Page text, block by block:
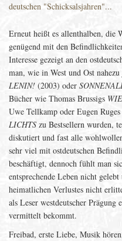
deutschen "Schicksalsjahren"...
Erneut heißt es allenthalben, die
genügend mit den
Interesse gezeigt an den
man, wie in West und Ost
LENIN! (2003) oder
Bücher wie Thomas Brussigs
Uwe Tellkamp oder Eugen Ruges
LICHTS zu Bestsellern wurden,
diskutiert und fast alle
sehr viel mit ostdeutschen
beschäftigt, dennoch fühlt man
entsprechende Leben nicht
heimatlichen Verlustes nicht
als Leser westdeutscher
vermittelt bekommt.
Freibad, erste Liebe, Musik